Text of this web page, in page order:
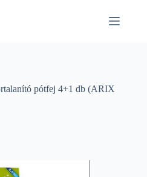
pótfej 4+1 db (ARIX